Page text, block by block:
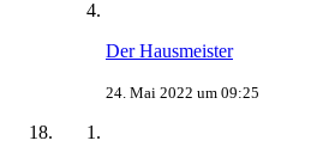
Der Hausmeister
24. Mai 2022 um 09:25